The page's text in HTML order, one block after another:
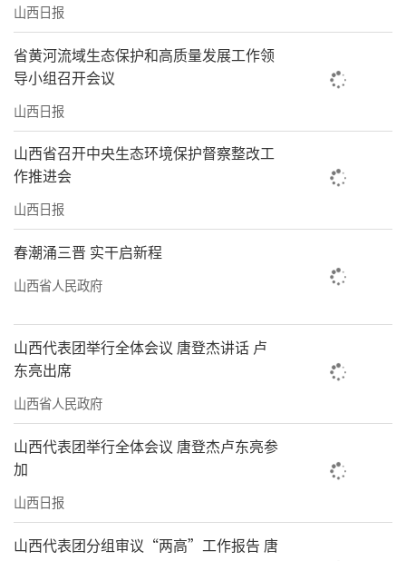
山西日报
省黄河流域生态保护和高质量发展工作领
导小组召开会议
山西日报
山西省召开中央生态环境保护督察整改工
作推进会
山西日报
春潮涌三晋 实干启新程
山西省人民政府
山西代表团举行全体会议 唐登杰讲话 卢
东亮出席
山西省人民政府
山西代表团举行全体会议 唐登杰卢东亮参
加
山西日报
山西代表团分组审议“两高”工作报告 唐